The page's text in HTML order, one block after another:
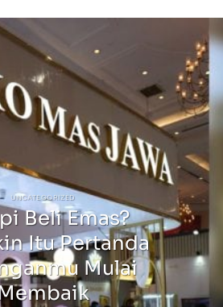
UNCATEGORIZED
Beli Emas?
Itu Pertanda
Mulai